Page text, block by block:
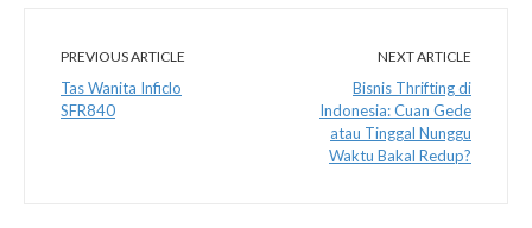
PREVIOUS ARTICLE
Tas Wanita Inficlo
SFR840
NEXT ARTICLE
Bisnis Thrifting di
Indonesia: Cuan Gede
atau Tinggal Nunggu
Waktu Bakal Redup?